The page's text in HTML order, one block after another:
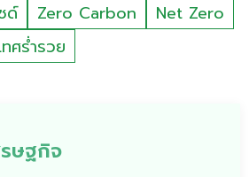
ด์
Zero Carbon
Net Zero
ทศร่ำรวย
ษฐกิจ